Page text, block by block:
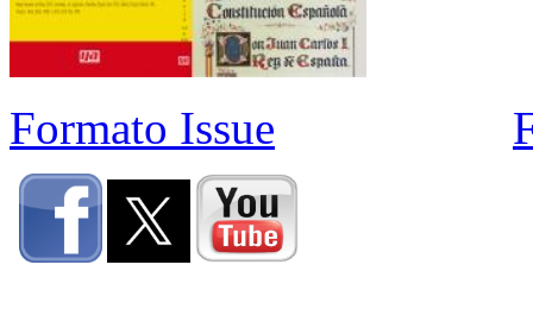
Formato Issue